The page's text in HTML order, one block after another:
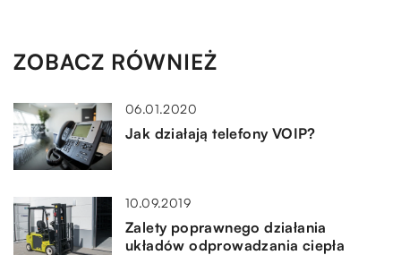
ZOBACZ RÓWNIEŻ
06.01.2020
Jak działają telefony VOIP?
10.09.2019
Zalety poprawnego działania
układów odprowadzania ciepła